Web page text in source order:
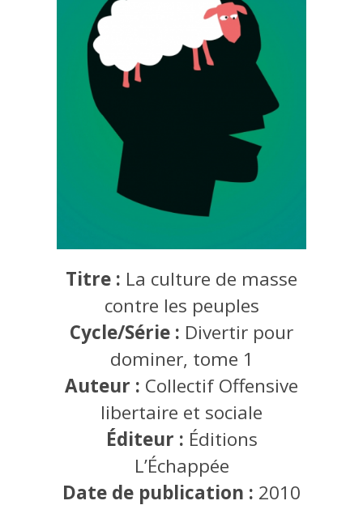
Titre : La culture de masse
contre les peuples
Cycle/Série : Divertir pour
dominer, tome 1
Auteur : Collectif Offensive
libertaire et sociale
Éditeur : Éditions
L’Échappée
Date de publication : 2010